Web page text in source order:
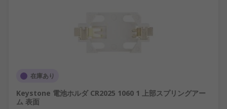
在庫あり
Keystone 電池ホルダ CR2025 1060 1 上部スプリングアー
ム 表面